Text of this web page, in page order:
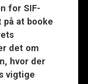
for SIF-
at booke
det om
hvor der
vigtige